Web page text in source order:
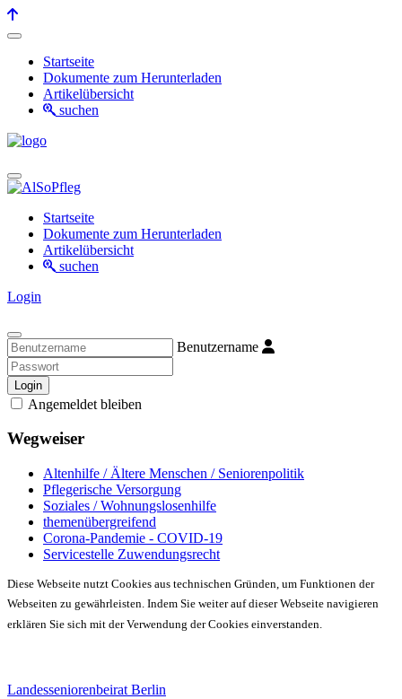
Startseite
Dokumente zum Herunterladen
Artikelübersicht
suchen
Startseite
Dokumente zum Herunterladen
Artikelübersicht
suchen
Login
Benutzername
Login
Angemeldet bleiben
Wegweiser
Altenhilfe / Ältere Menschen / Seniorenpolitik
Pflegerische Versorgung
Soziales / Wohnungslosenhilfe
themenübergreifend
Corona-Pandemie - COVID-19
Servicestelle Zuwendungsrecht
Diese Webseite nutzt Cookies aus technischen Gründen, um Funktionen der
Webseiten zu gewährleisten. Indem Sie weiter auf dieser Webseite navigieren
erklären Sie sich mit der Verwendung der Cookies einverstanden.
Landesseniorenbeirat Berlin